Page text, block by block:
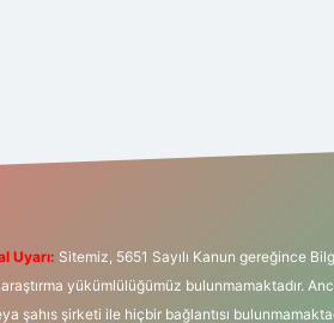
Uyarı: Sitemiz, 5651 Sayılı Kanun gereğince
yükümlülüğümüz bulunmamaktadır.
şahıs şirketi ile hiçbir bağlantısı